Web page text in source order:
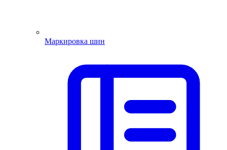
Маркировка шин